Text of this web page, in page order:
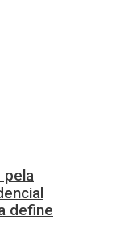
define
pela